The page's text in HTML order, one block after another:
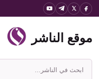
انتقل
المحتوى
موقع الناشر
ابحث